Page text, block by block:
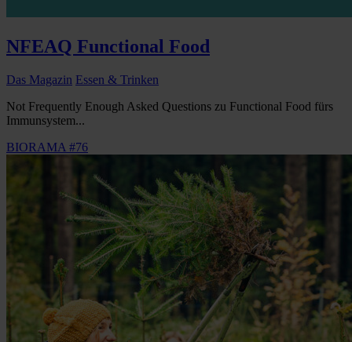
NFEAQ Functional Food
Das Magazin Essen & Trinken
Not Frequently Enough Asked Questions zu Functional Food fürs
Immunsystem...
BIORAMA #76